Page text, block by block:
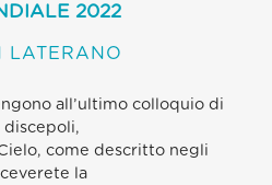
2022
LATERANO
all’ultimo colloquio di
discepoli,
come descritto negli
la